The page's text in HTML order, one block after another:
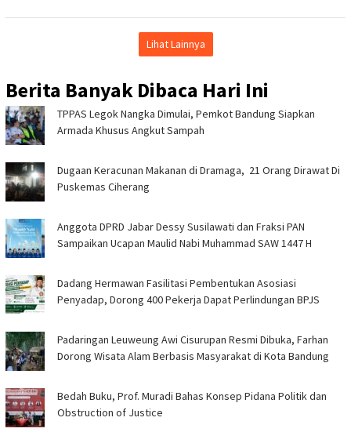
Lihat Lainnya
Berita Banyak Dibaca Hari Ini
TPPAS Legok Nangka Dimulai, Pemkot Bandung Siapkan
Armada Khusus Angkut Sampah
‎Dugaan Keracunan Makanan di Dramaga, 21 Orang Dirawat Di
Puskemas Ciherang ‎
Anggota DPRD Jabar Dessy Susilawati dan Fraksi PAN
Sampaikan Ucapan Maulid Nabi Muhammad SAW 1447 H
Dadang Hermawan Fasilitasi Pembentukan Asosiasi
Penyadap, Dorong 400 Pekerja Dapat Perlindungan BPJS
Padaringan Leuweung Awi Cisurupan Resmi Dibuka, Farhan
Dorong Wisata Alam Berbasis Masyarakat di Kota Bandung
Bedah Buku, Prof. Muradi Bahas Konsep Pidana Politik dan
Obstruction of Justice